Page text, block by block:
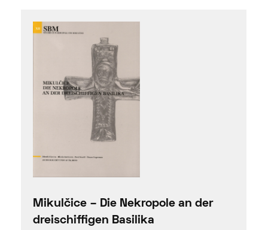
Mikulčice – Die Nekropole an der
dreischiffigen Basilika